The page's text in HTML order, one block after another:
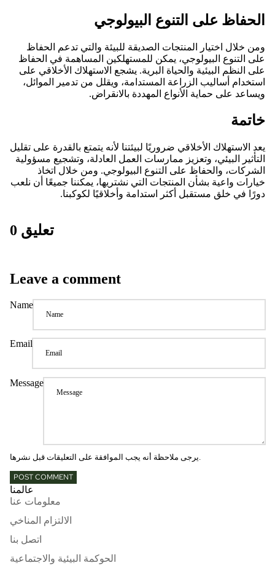
الحفاظ على التنوع البيولوجي
ومن خلال اختيار المنتجات الصديقة للبيئة والتي تدعم الحفاظ
على التنوع البيولوجي، يمكن للمستهلكين المساهمة في الحفاظ
على النظم البيئية والحياة البرية. يشجع الاستهلاك الأخلاقي على
استخدام أساليب الزراعة المستدامة، ويقلل من تدمير الموائل،
ويساعد على حماية الأنواع المهددة بالانقراض.
خاتمة
يعد الاستهلاك الأخلاقي ضروريًا لبيئتنا لأنه يتمتع بالقدرة على تقليل
التأثير البيئي، وتعزيز ممارسات العمل العادلة، وتشجيع مسؤولية
الشركات، والحفاظ على التنوع البيولوجي. ومن خلال اتخاذ
خيارات واعية بشأن المنتجات التي نشتريها، يمكننا جميعًا أن نلعب
دورًا في خلق مستقبل أكثر استدامة وأخلاقيًا لكوكبنا.
0 تعليق
Leave a comment
Name
Email
Message
POST COMMENT
عالمنا
معلومات عنا
الالتزام المناخي
اتصل بنا
الحوكمة البيئية والاجتماعية